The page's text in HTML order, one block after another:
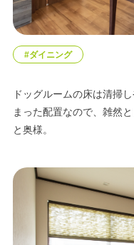
#ダイニング
ドッグルームの床は清掃
まった配置なので、雑然
と奥様。